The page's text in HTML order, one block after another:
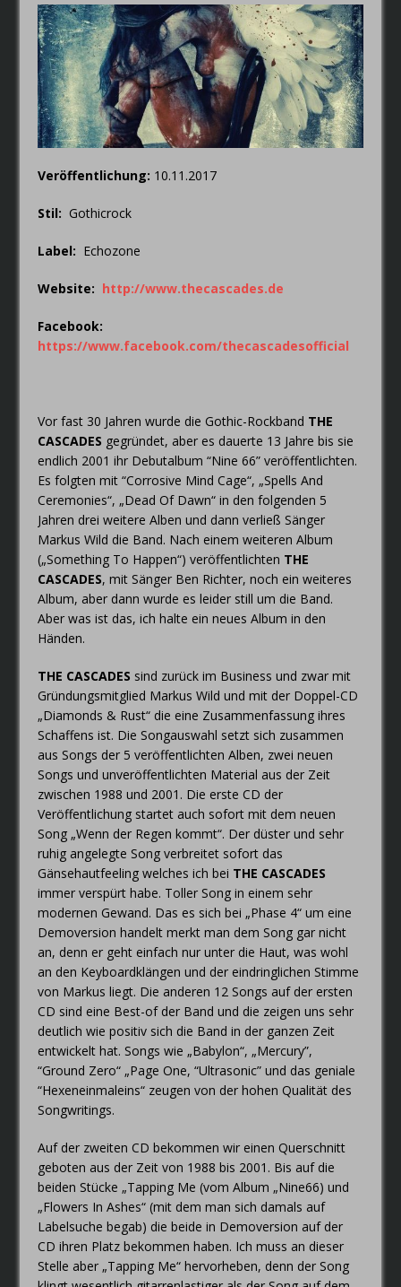
RIOT V – Live In Japan 2018
NEW MODEL ARMY – From Here
Veröffentlichung: 10.11.2017
Stil: Gothicrock
Label: Echozone
Website: http://www.thecascades.de
Facebook:
https://www.facebook.com/thecascadesofficial
Vor fast 30 Jahren wurde die Gothic-Rockband THE
CASCADES gegründet, aber es dauerte 13 Jahre bis sie
endlich 2001 ihr Debutalbum “Nine 66” veröffentlichten.
Es folgten mit “Corrosive Mind Cage“, „Spells And
Ceremonies“, „Dead Of Dawn“ in den folgenden 5
Jahren drei weitere Alben und dann verließ Sänger
Markus Wild die Band. Nach einem weiteren Album
(„Something To Happen“) veröffentlichten THE
CASCADES, mit Sänger Ben Richter, noch ein weiteres
Album, aber dann wurde es leider still um die Band.
Aber was ist das, ich halte ein neues Album in den
Händen.
THE CASCADES sind zurück im Business und zwar mit
Gründungsmitglied Markus Wild und mit der Doppel-CD
„Diamonds & Rust“ die eine Zusammenfassung ihres
Schaffens ist. Die Songauswahl setzt sich zusammen
aus Songs der 5 veröffentlichten Alben, zwei neuen
Songs und unveröffentlichten Material aus der Zeit
zwischen 1988 und 2001. Die erste CD der
Veröffentlichung startet auch sofort mit dem neuen
Song „Wenn der Regen kommt“. Der düster und sehr
ruhig angelegte Song verbreitet sofort das
Gänsehautfeeling welches ich bei THE CASCADES
immer verspürt habe. Toller Song in einem sehr
modernen Gewand. Das es sich bei „Phase 4“ um eine
Demoversion handelt merkt man dem Song gar nicht
an, denn er geht einfach nur unter die Haut, was wohl
an den Keyboardklängen und der eindringlichen Stimme
von Markus liegt. Die anderen 12 Songs auf der ersten
CD sind eine Best-of der Band und die zeigen uns sehr
deutlich wie positiv sich die Band in der ganzen Zeit
entwickelt hat. Songs wie „Babylon“, „Mercury”,
“Ground Zero“ „Page One, “Ultrasonic” und das geniale
“Hexeneinmaleins“ zeugen von der hohen Qualität des
Songwritings.
Auf der zweiten CD bekommen wir einen Querschnitt
geboten aus der Zeit von 1988 bis 2001. Bis auf die
beiden Stücke „Tapping Me (vom Album „Nine66) und
„Flowers In Ashes“ (mit dem man sich damals auf
Labelsuche begab) die beide in Demoversion auf der
CD ihren Platz bekommen haben. Ich muss an dieser
Stelle aber „Tapping Me“ hervorheben, denn der Song